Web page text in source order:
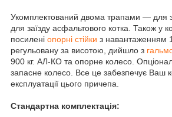
Укомплектований двома трапами — для
для заїзду асфальтового котка. Також у
посилені опорні стійки з навантаженням
регульовану за висотою, дийшло з
900 кг. АЛ-КО та опорне колесо.
запасне колесо. Все це забезпечує Ваш
експлуатації цього причепа.
Стандартна комплектація: